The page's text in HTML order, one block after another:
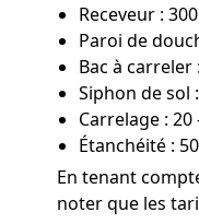
Receveur :
Paroi de
Bac à carreler
Siphon de sol
Carrelage :
Étanchéité :
En tenant
noter que les